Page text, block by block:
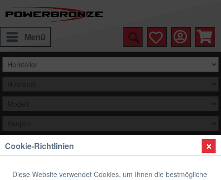
Menü
Auswählen
Übersicht Verkleidungsscheibe Spoiler / Tourenform
Cookie-Richtlinien
Diese Website verwendet Cookies, um Ihnen die bestmögliche